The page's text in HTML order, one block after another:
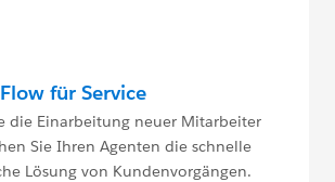
für Service
die Einarbeitung neuer Mitarbeiter
Sie Ihren Agenten die schnelle
Lösung von Kundenvorgängen.